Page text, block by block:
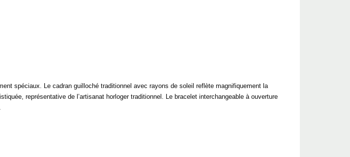
spéciaux. Le cadran guilloché traditionnel avec rayons de soleil reflète magnifiquement la
représentative de l’artisanat horloger traditionnel. Le bracelet interchangeable à ouverture